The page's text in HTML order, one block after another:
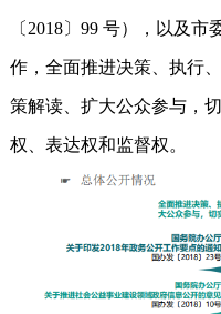
〔2018〕99 号），以及
作，全面推进决策、执行
策解读、扩大公众参与，
权、表达权和监督权。